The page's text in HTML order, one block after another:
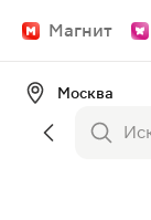
Магнит
Москва